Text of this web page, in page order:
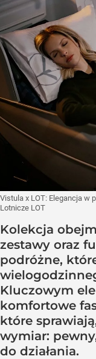
Vistula x LOT: Elegancja w
Lotnicze LOT
Kolekcja
zestawy oraz
podróżne,
Kluczowym
komfortowe
które
wymiar:
do działania.